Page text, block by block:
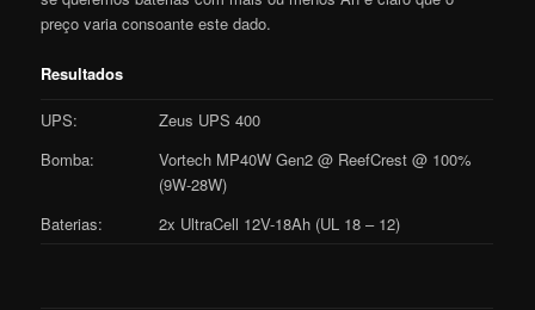
preço varia consoante este dado.
Resultados
UPS:
Zeus UPS 400
Bomba:
Vortech MP40W Gen2 @ ReefCrest @ 100%
(9W-28W)
Baterias:
2x UltraCell 12V-18Ah (UL 18 – 12)